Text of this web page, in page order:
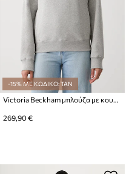
-15% ΜΕ ΚΩΔΙΚΟ: TAN
Victoria Beckham μπλούζα με κουκούλα γυναικεία βαμβακερή Mica
269,90 €